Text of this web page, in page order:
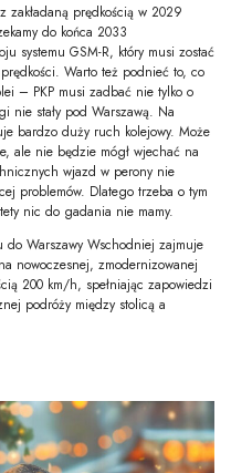
prędkością w 2029
do końca 2033
systemu GSM-R, który musi zostać
Warto też podnieć to, co
– PKP musi zadbać nie tylko o
nie stały pod Warszawą. Na
bardzo duży ruch kolejowy. Może
ale nie będzie mógł wjechać na
wjazd w perony nie
problemów. Dlatego trzeba o tym
nic do gadania nie mamy.
do Warszawy Wschodniej zajmuje
nowoczesnej, zmodernizowanej
200 km/h, spełniając zapowiedzi
podróży między stolicą a